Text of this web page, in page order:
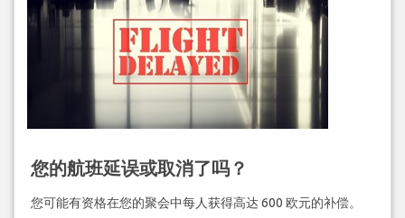
您的航班延误或取消了吗？
您可能有资格在您的聚会中每人获得高达 600 欧元的补偿。